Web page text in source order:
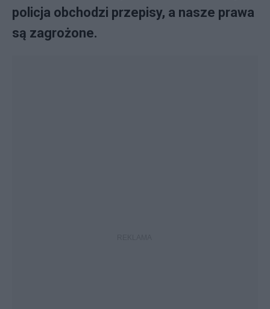
policja obchodzi przepisy, a nasze prawa
są zagrożone.